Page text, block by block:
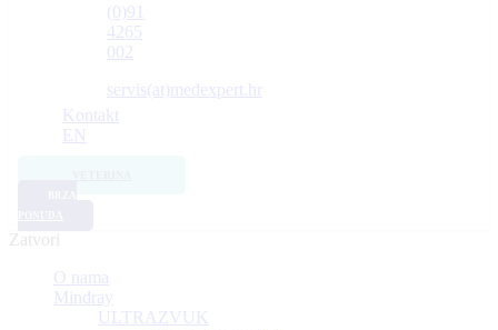
(0)91
4265
002
servis(at)medexpert.hr
Kontakt
EN
Zatvori
O nama
Mindray
ULTRAZVUK